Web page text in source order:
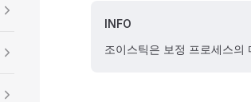
INFO
조이스틱은 보정 프로세스의